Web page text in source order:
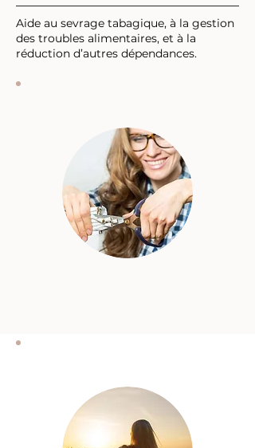
Aide au sevrage tabagique, à la gestion
des troubles alimentaires, et à la
réduction d’autres dépendances.